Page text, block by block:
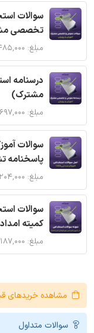
سوالات
تخصصی
مبلغ: ۴۸۵,۰۰۰ تومان
درسنامه
مشترک)
مبلغ: ۶۹۷,۰۰۰ تومان
پاسخنامه
مبلغ: ۲۰۴,۰۰۰ تومان
سوالات
کمیته
مبلغ: ۱۸۷,۰۰۰ تومان
مشاهده خریدهای
سوالات متداول